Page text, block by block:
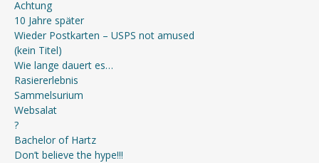
Achtung
10 Jahre später
Wieder Postkarten – USPS not amused
(kein Titel)
Wie lange dauert es…
Rasiererlebnis
Sammelsurium
Websalat
?
Bachelor of Hartz
Don’t believe the hype!!!